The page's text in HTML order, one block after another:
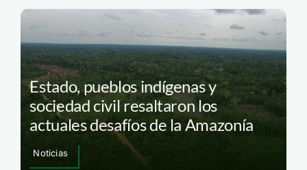
Estado, pueblos indígenas y
sociedad civil resaltaron los
actuales desafíos de la Amazonía
Noticias